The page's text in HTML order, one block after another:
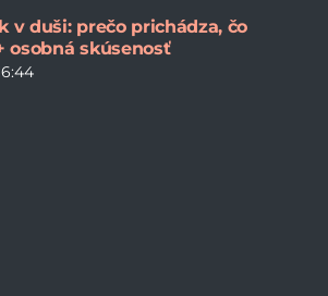
v duši: prečo prichádza, čo
osobná skúsenosť